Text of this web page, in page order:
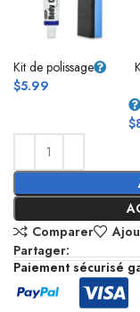
Kit de polissage
$5.99
$
Comparer
Partager:
Paiement sécurisé